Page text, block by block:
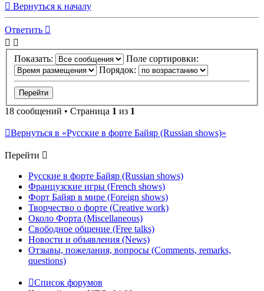
Вернуться к началу
Ответить
Показать:
Поле сортировки:
Порядок:
18 сообщений • Страница 1 из 1
Вернуться в «Русские в форте Байяр (Russian shows)»
Перейти
Русские в форте Байяр (Russian shows)
Французские игры (French shows)
Форт Байяр в мире (Foreign shows)
Творчество о форте (Creative work)
Около Форта (Miscellaneous)
Свободное общение (Free talks)
Новости и объявления (News)
Отзывы, пожелания, вопросы (Comments, remarks,
questions)
Список форумов